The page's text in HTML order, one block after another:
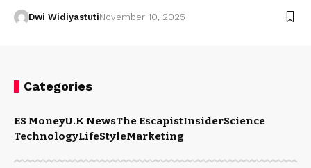
Dwi WidiyastutiNovember 10, 2025
Categories
ES MoneyU.K NewsThe EscapistInsiderScience
TechnologyLifeStyleMarketing